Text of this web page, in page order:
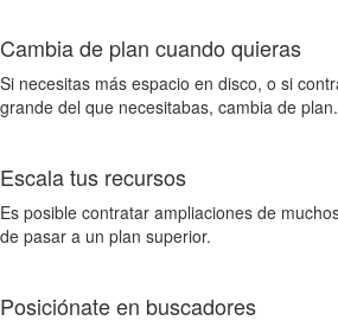
Cambia de plan cuando quieras
Si necesitas más espacio en disco, o si
grande del que necesitabas, cambia de plan.
Escala tus recursos
Es posible contratar ampliaciones de
de pasar a un plan superior.
Posiciónate en buscadores